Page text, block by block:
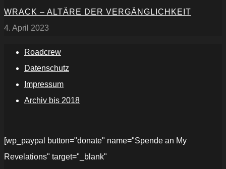
WRACK – ALTÄRE DER VERGÄNGLICHKEIT
4. April 2023
Roadcrew
Datenschutz
Impressum
Archiv bis 2018
[wp_paypal button="donate" name="Spende an My
Revelations" target="_blank"